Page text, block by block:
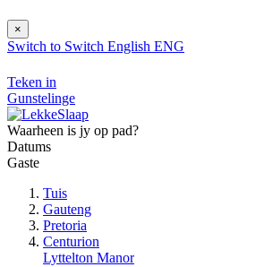
×
Switch to Switch English ENG
Teken in
Gunstelinge
Waarheen is jy op pad?
Datums
Gaste
Tuis
Gauteng
Pretoria
Centurion
Lyttelton Manor